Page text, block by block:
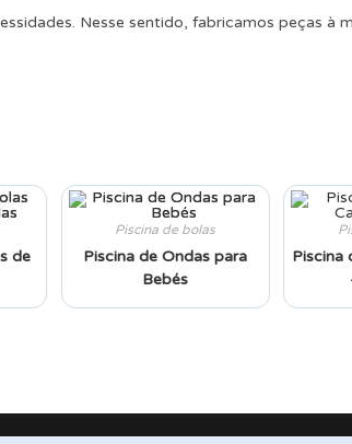
Nesse sentido, fabricamos peças à
de
Piscina de bolas
Piscina de Ondas para
Bebés
Piscina